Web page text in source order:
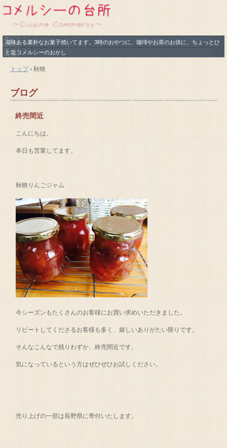
滋味ある素朴なお菓子焼いてます。3時のおやつに、珈琲やお茶のお供に、ちょっとひ
と息コメルシーのおかし
トップ› 秋映
ブログ
終売間近
こんにちは。
本日も営業してます。
秋映りんごジャム
今シーズンもたくさんのお客様にお買い求めいただきました。
リピートしてくださるお客様も多く、嬉しいありがたい限りです。
そんなこんなで残りわずか、終売間近です。
気になっているという方はぜひぜひお試しください。
売り上げの一部は長野県に寄付いたします。